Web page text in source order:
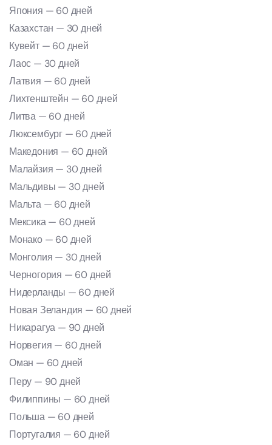
Япония — 60 дней
Казахстан — 30 дней
Кувейт — 60 дней
Лаос — 30 дней
Латвия — 60 дней
Лихтенштейн — 60 дней
Литва — 60 дней
Люксембург — 60 дней
Македония — 60 дней
Малайзия — 30 дней
Мальдивы — 30 дней
Мальта — 60 дней
Мексика — 60 дней
Монако — 60 дней
Монголия — 30 дней
Черногория — 60 дней
Нидерланды — 60 дней
Новая Зеландия — 60 дней
Никарагуа — 90 дней
Норвегия — 60 дней
Оман — 60 дней
Перу — 90 дней
Филиппины — 60 дней
Польша — 60 дней
Португалия — 60 дней